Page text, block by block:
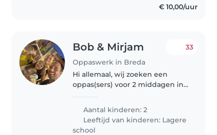
€ 10,00/uur
Bob & Mirjam
Oppaswerk in Breda
33
Hi allemaal, wij zoeken een
oppas(sers) voor 2 middagen in
17:30. Ze gaat naar groep 6 en wij
werken allebei fulltime dus het..
Aantal kinderen: 2
Leeftijd van kinderen: Lagere
school